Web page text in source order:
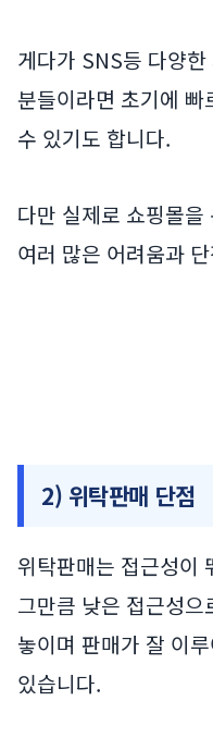
게다가 SNS등 다양
분들이라면 초기에
수 있기도 합니다.
다만 실제로 쇼핑몰
여러 많은 어려움과
2) 위탁판매 단점
위탁판매는 접근성이
그만큼 낮은 접근성
놓이며 판매가 잘 이
있습니다.